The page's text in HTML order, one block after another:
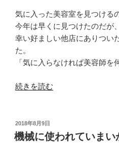
の”
の
気に入った美容室を見つける
今年は早くに見つけたのだが
幸い好ましい他店にありつい
た。
「気に入らなければ美容師を
“形
も
の
続きを読む
投
稿
日:
2018年8月9日
機械に使われていまい